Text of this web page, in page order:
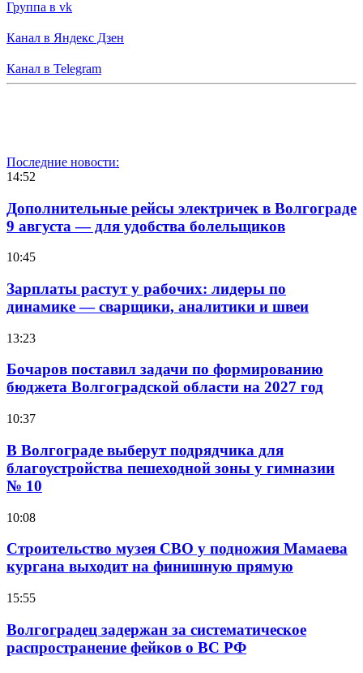
Группа в vk
Канал в Яндекс Дзен
Канал в Telegram
Последние новости:
14:52
Дополнительные рейсы электричек в Волгограде
9 августа — для удобства болельщиков
10:45
Зарплаты растут у рабочих: лидеры по
динамике — сварщики, аналитики и швеи
13:23
Бочаров поставил задачи по формированию
бюджета Волгоградской области на 2027 год
10:37
В Волгограде выберут подрядчика для
благоустройства пешеходной зоны у гимназии
№ 10
10:08
Строительство музея СВО у подножия Мамаева
кургана выходит на финишную прямую
15:55
Волгоградец задержан за систематическое
распространение фейков о ВС РФ